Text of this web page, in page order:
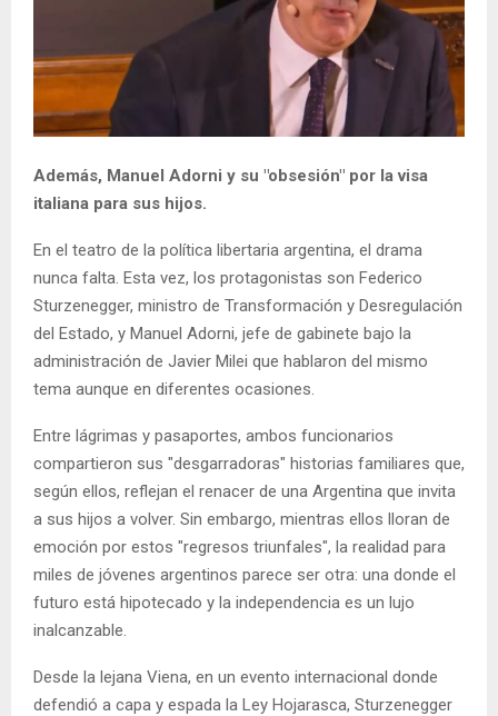
Además, Manuel Adorni y su "obsesión" por la visa
italiana para sus hijos.
En el teatro de la política libertaria argentina, el drama
nunca falta. Esta vez, los protagonistas son Federico
Sturzenegger, ministro de Transformación y Desregulación
del Estado, y Manuel Adorni, jefe de gabinete bajo la
administración de Javier Milei que hablaron del mismo
tema aunque en diferentes ocasiones.
Entre lágrimas y pasaportes, ambos funcionarios
compartieron sus "desgarradoras" historias familiares que,
según ellos, reflejan el renacer de una Argentina que invita
a sus hijos a volver. Sin embargo, mientras ellos lloran de
emoción por estos "regresos triunfales", la realidad para
miles de jóvenes argentinos parece ser otra: una donde el
futuro está hipotecado y la independencia es un lujo
inalcanzable.
Desde la lejana Viena, en un evento internacional donde
defendió a capa y espada la Ley Hojarasca, Sturzenegger